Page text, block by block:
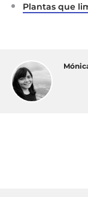
Plantas que